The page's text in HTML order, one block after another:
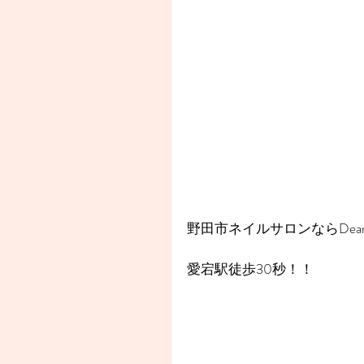
野田市ネイルサロンなら
愛宕駅徒歩30秒！！